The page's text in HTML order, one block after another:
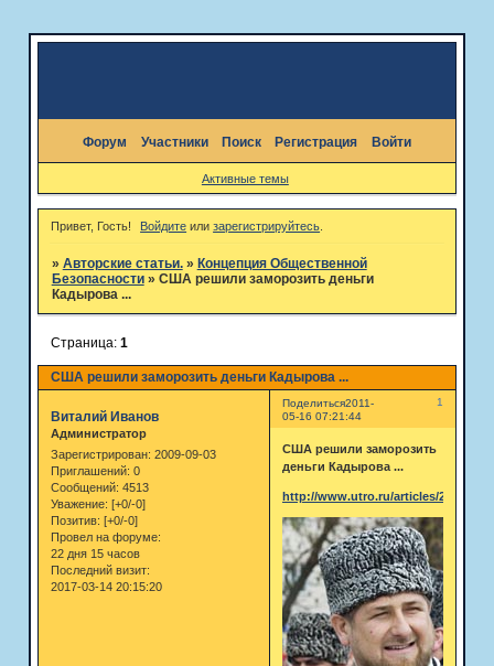
Форум Участники Поиск Регистрация Войти
Активные темы
Привет, Гость! Войдите илизарегистрируйтесь
» Авторские статьи. » Концепция Общественной
Безопасности » США решили заморозить деньги
Кадырова ...
США решили заморозить деньги Кадырова ...
Страница: 1
Поделиться 1
2011-
05-16 07:21:44
Виталий Иванов
Администратор
Зарегистрирован: 2009-09-03
Приглашений: 0
Сообщений: 4513
Уважение: [+0/-0]
Позитив: [+0/-0]
Провел на форуме:
22 дня 15 часов
Последний визит:
2017-03-14 20:15:20
США решили заморозить
деньги Кадырова ...
http://www.utro.ru/articles/2011/04/